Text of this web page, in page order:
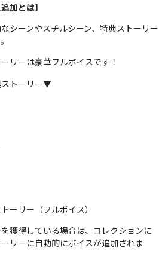
加とは】
シーンやスチルシーン、特典ストーリー
リーは豪華フルボイスです！
トーリー▼
ーリー（フルボイス）
獲得している場合は、コレクションに
リーに自動的にボイスが追加されま